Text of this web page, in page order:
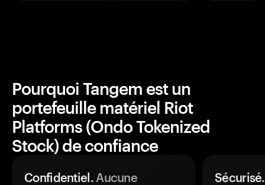
Pourquoi Tangem est un
portefeuille matériel Riot
Platforms (Ondo Tokenized
Stock) de confiance
Confidentiel.Aucune
Sécurisé.